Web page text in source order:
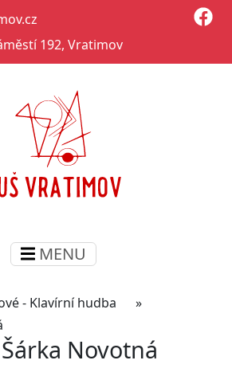
192, Vratimov
MENU
- Klavírní hudba
»
Novotná